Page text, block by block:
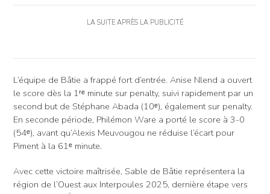
LA SUITE APRÈS LA PUBLICITÉ
L’équipe de Bâtie a frappé fort d’entrée. Anise Nlend a ouvert
le score dès la 1ʳᵉ minute sur penalty, suivi rapidement par un
second but de Stéphane Abada (10ᵉ), également sur penalty.
En seconde période, Philémon Ware a porté le score à 3-0
(54ᵉ), avant qu’Alexis Meuvougou ne réduise l’écart pour
Piment à la 61ᵉ minute.
Avec cette victoire maîtrisée, Sable de Bâtie représentera la
région de l’Ouest aux Interpoules 2025, dernière étape vers